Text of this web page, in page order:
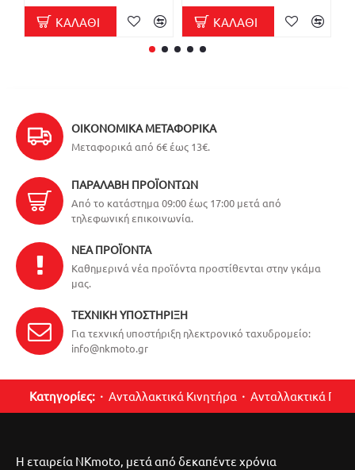
ΚΑΛΆΘΙ ΚΑΛΆΘΙ
ΟΙΚΟΝΟΜΙΚΆ ΜΕΤΑΦΟΡΙΚΆ
Μεταφορικά από 6€ έως 13€.
ΠΑΡΑΛΑΒΉ ΠΡΟΪΌΝΤΩΝ
Από το κατάστημα 09:00 έως 17:00 μετά από
τηλεφωνική επικοινωνία.
ΝΈΑ ΠΡΟΪΌΝΤΑ
Καθημερινά νέα προϊόντα προστίθενται στην γκάμα
μας.
ΤΕΧΝΙΚΉ ΥΠΟΣΤΉΡΙΞΗ
Για τεχνική υποστήριξη ηλεκτρονικό ταχυδρομείο:
info@nkmoto.gr
Κατηγορίες: Ανταλλακτικά Κινητήρα Ανταλλακτικά
Η εταιρεία NKmoto, μετά από δεκαπέντε χρόνια